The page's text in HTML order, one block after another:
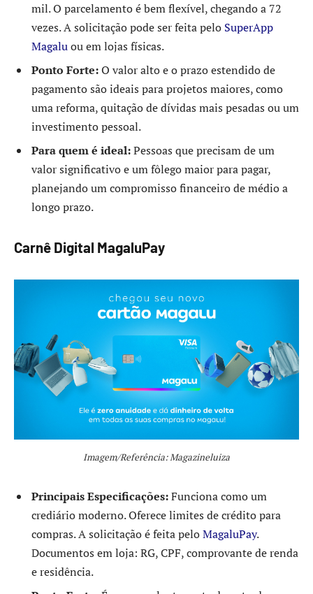
mil. O parcelamento é bem flexível, chegando a 72
vezes. A solicitação pode ser feita pelo SuperApp
Magaluou em lojas físicas.
Ponto Forte:O valor alto e o prazo estendido de
pagamento são ideais para projetos maiores, como
uma reforma, quitação de dívidas mais pesadas ou um
investimento pessoal.
Para quem é ideal:Pessoas que precisam de um
valor significativo e um fôlego maior para pagar,
planejando um compromisso financeiro de médio a
longo prazo.
Carnê Digital MagaluPay
Imagem/Referência: Magazineluiza
Principais Especificações:Funciona como um
crediário moderno. Oferece limites de crédito para
compras. A solicitação é feita peloMagaluPay.
Documentos em loja: RG, CPF, comprovante de renda
e residência.